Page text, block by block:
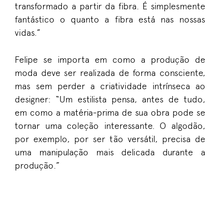
transformado a partir da fibra. É simplesmente
fantástico o quanto a fibra está nas nossas
vidas.”
Felipe se importa em como a produção de
moda deve ser realizada de forma consciente,
mas sem perder a criatividade intrínseca ao
designer: “Um estilista pensa, antes de tudo,
em como a matéria-prima de sua obra pode se
tornar uma coleção interessante. O algodão,
por exemplo, por ser tão versátil, precisa de
uma manipulação mais delicada durante a
produção.”